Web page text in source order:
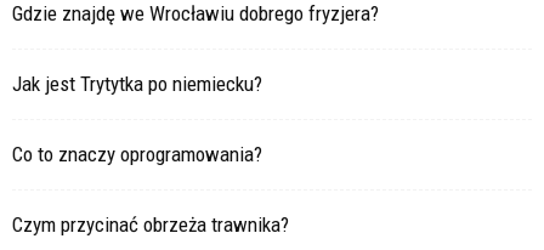
Gdzie znajdę we Wrocławiu dobrego fryzjera?
Jak jest Trytytka po niemiecku?
Co to znaczy oprogramowania?
Czym przycinać obrzeża trawnika?